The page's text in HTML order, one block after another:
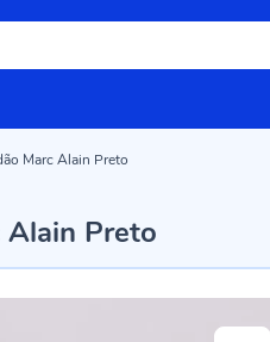
Marc Alain Preto
Alain Preto